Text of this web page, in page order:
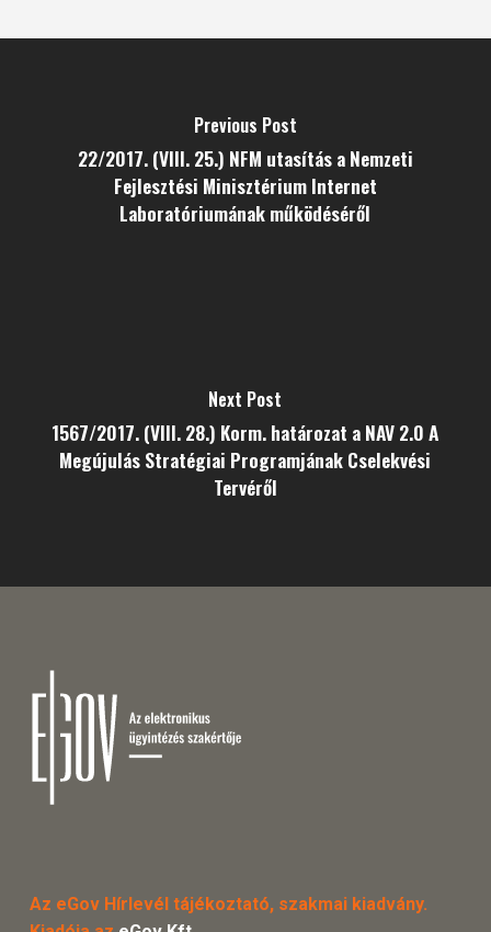
Previous Post
22/2017. (VIII. 25.) NFM utasítás a Nemzeti
Fejlesztési Minisztérium Internet
Laboratóriumának működéséről
Next Post
1567/2017. (VIII. 28.) Korm. határozat a NAV 2.0 A
Megújulás Stratégiai Programjának Cselekvési
Tervéről
Az eGov Hírlevél tájékoztató, szakmai kiadvány.